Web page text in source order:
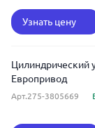
Узнать цену
Цилиндрический
Европривод
Арт.275-3805669